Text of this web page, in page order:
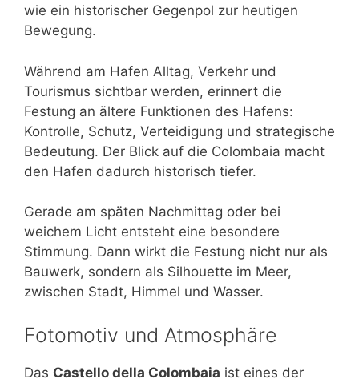
wie ein historischer Gegenpol zur heutigen
Bewegung.
Während am Hafen Alltag, Verkehr und
Tourismus sichtbar werden, erinnert die
Festung an ältere Funktionen des Hafens:
Kontrolle, Schutz, Verteidigung und strategische
Bedeutung. Der Blick auf die Colombaia macht
den Hafen dadurch historisch tiefer.
Gerade am späten Nachmittag oder bei
weichem Licht entsteht eine besondere
Stimmung. Dann wirkt die Festung nicht nur als
Bauwerk, sondern als Silhouette im Meer,
zwischen Stadt, Himmel und Wasser.
Fotomotiv und Atmosphäre
Das Castello della Colombaia ist eines der